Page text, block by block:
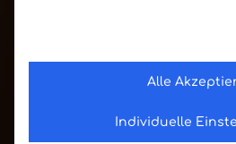
Alle
Individuelle